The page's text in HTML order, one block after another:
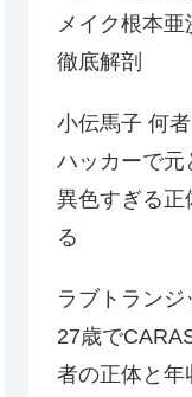
メイク根本
徹底解剖
小伝馬子 何
ハッカーで元
異色すぎる正
る
ラブトランジ
27歳で
者の正体と年